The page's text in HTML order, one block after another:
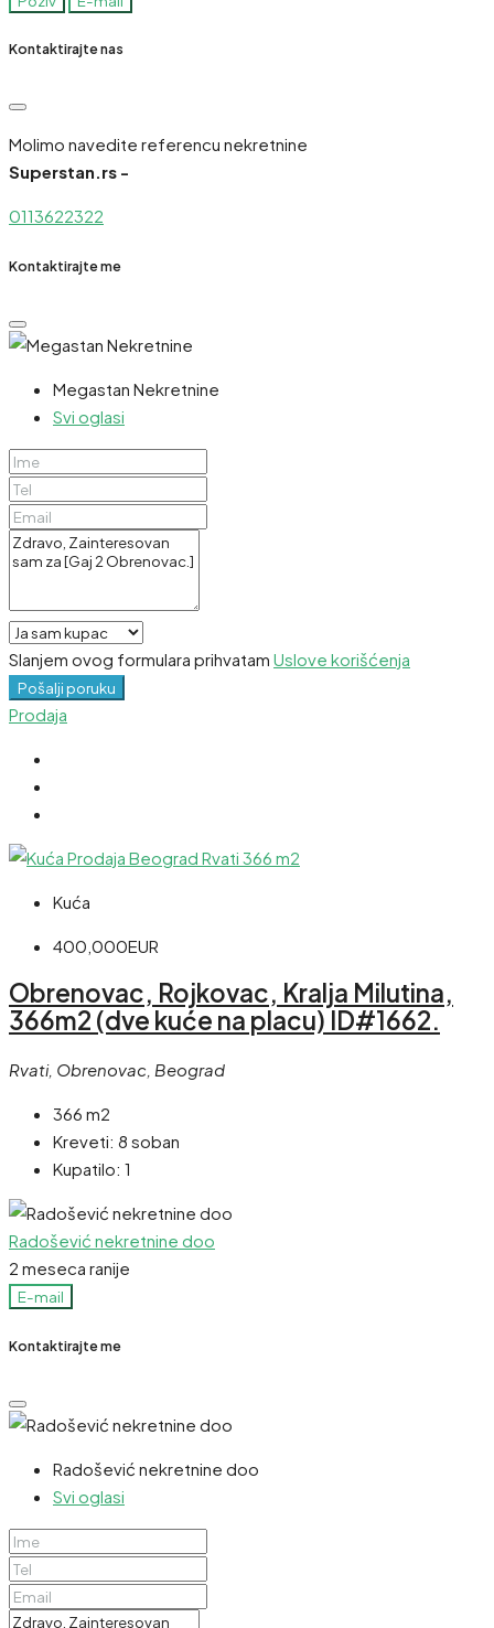
Kontaktirajte nas
Molimo navedite referencu nekretnine
Superstan.rs -
0113622322
Kontaktirajte me
Megastan Nekretnine
Svi oglasi
Slanjem ovog formulara prihvatam Uslove korišćenja
Pošalji poruku
Prodaja
Kuća
400,000EUR
Obrenovac, Rojkovac, Kralja Milutina,
366m2 (dve kuće na placu) ID#1662.
Rvati, Obrenovac, Beograd
366 m2
Kreveti: 8 soban
Kupatilo: 1
Radošević nekretnine doo
2 meseca ranije
E-mail
Kontaktirajte me
Radošević nekretnine doo
Svi oglasi